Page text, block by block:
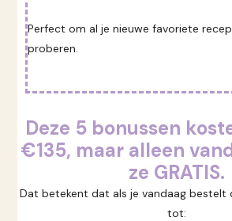
Perfect om al je nieuwe favoriete
proberen.
Deze 5 bonussen
€135, maar alleen
ze GRATIS.
Dat betekent dat als je vandaag bestelt
tot: